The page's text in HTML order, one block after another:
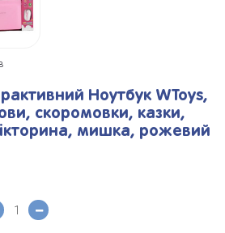
Ноутбук WToys,
скоромовки, казки,
мишка, рожевий